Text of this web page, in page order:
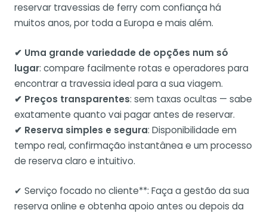
reservar travessias de ferry com confiança há
muitos anos, por toda a Europa e mais além.
✔ Uma grande variedade de opções num só
lugar: compare facilmente rotas e operadores para
encontrar a travessia ideal para a sua viagem.
✔ Preços transparentes: sem taxas ocultas — sabe
exatamente quanto vai pagar antes de reservar.
✔ Reserva simples e segura: Disponibilidade em
tempo real, confirmação instantânea e um processo
de reserva claro e intuitivo.
✔ Serviço focado no cliente**: Faça a gestão da sua
reserva online e obtenha apoio antes ou depois da